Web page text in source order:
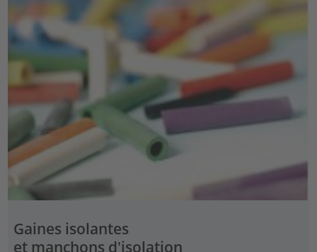
Gaines isolantes
et manchons d'isolation